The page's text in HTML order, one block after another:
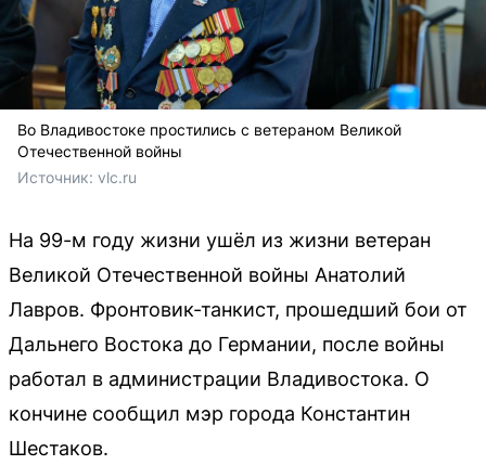
Во Владивостоке простились с ветераном Великой
Отечественной войны
Источник: vlc.ru
На 99-м году жизни ушёл из жизни ветеран
Великой Отечественной войны Анатолий
Лавров. Фронтовик-танкист, прошедший бои от
Дальнего Востока до Германии, после войны
работал в администрации Владивостока. О
кончине сообщил мэр города Константин
Шестаков.